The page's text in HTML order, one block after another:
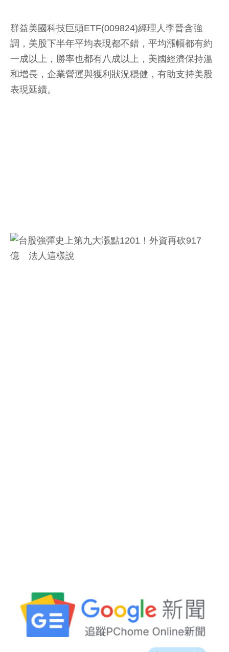
群益美國科技巨頭ETF(009824)經理人李晉含強
調，美股下半年平均表現都不錯，平均漲幅都有約
一成以上，勝率也都有八成以上，美國經濟保持溫
和增長，企業營運與獲利狀況穩健，有助支持美股
表現延續。